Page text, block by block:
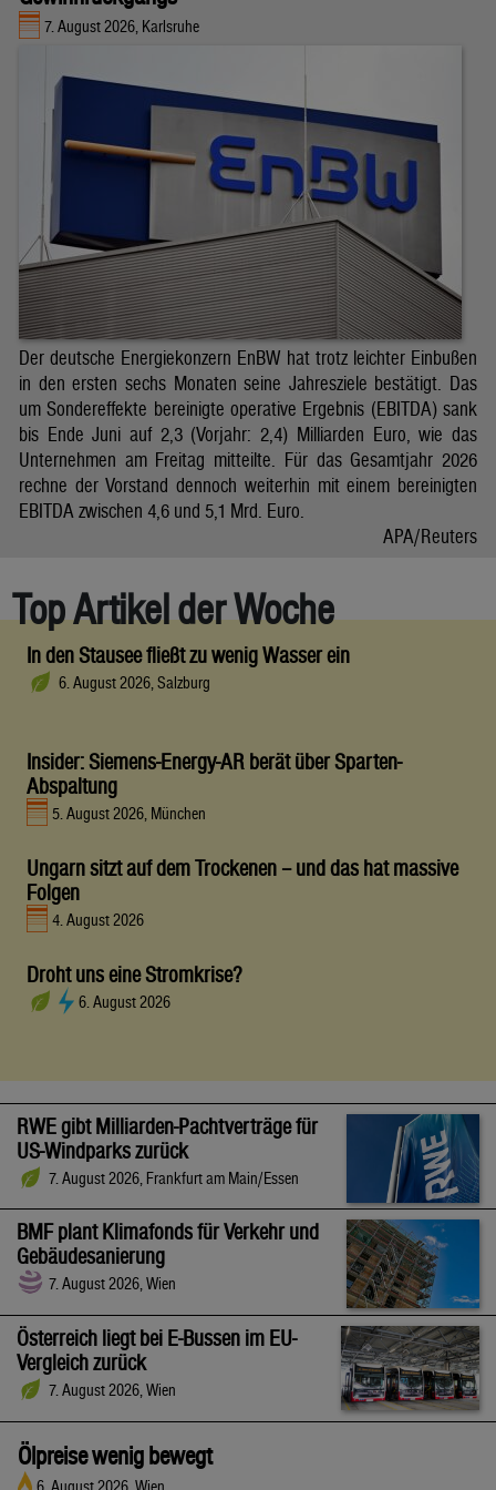
7. August 2026, Karlsruhe
Der deutsche Energiekonzern EnBW hat trotz leichter Einbußen
in den ersten sechs Monaten seine Jahresziele bestätigt. Das
um Sondereffekte bereinigte operative Ergebnis (EBITDA) sank
bis Ende Juni auf 2,3 (Vorjahr: 2,4) Milliarden Euro, wie das
Unternehmen am Freitag mitteilte. Für das Gesamtjahr 2026
rechne der Vorstand dennoch weiterhin mit einem bereinigten
EBITDA zwischen 4,6 und 5,1 Mrd. Euro.
APA/Reuters
Top Artikel der Woche
In den Stausee fließt zu wenig Wasser ein
6. August 2026, Salzburg
Insider: Siemens-Energy-AR berät über Sparten-
Abspaltung
5. August 2026, München
Ungarn sitzt auf dem Trockenen – und das hat massive
Folgen
4. August 2026
Droht uns eine Stromkrise?
6. August 2026
RWE gibt Milliarden-Pachtverträge für
US-Windparks zurück
7. August 2026, Frankfurt am Main/Essen
BMF plant Klimafonds für Verkehr und
Gebäudesanierung
7. August 2026, Wien
Österreich liegt bei E-Bussen im EU-
Vergleich zurück
7. August 2026, Wien
Ölpreise wenig bewegt